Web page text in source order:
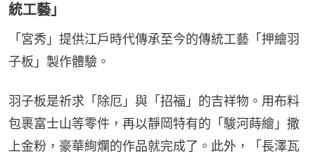
統工藝」
「宮秀」提供江戶時代傳承至今的傳統工藝「押繪羽
子板」製作體驗。
羽子板是祈求「除厄」與「招福」的吉祥物。用布料
包裹富士山等零件，再以靜岡特有的「駿河蒔繪」撒
上金粉，豪華絢爛的作品就完成了。此外，「長澤瓦